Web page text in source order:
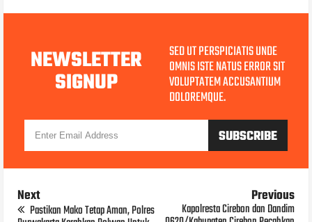
NEWSLETTER
SIGNUP
SED UT PERSPICIATIS UNDE
OMNIS ISTE NATUS ERROR SIT
VOLUPTATEM ACCUSANTIUM
DOLOREMQUE.
Next
Pastikan Mako Tetap Aman, Polres
Previous
Kapolresta Cirebon dan Dandim